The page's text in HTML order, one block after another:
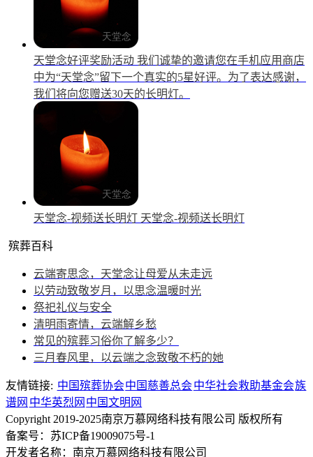
天堂念好评奖励活动 我们诚挚的邀请您在手机应用商店
中为“天堂念”留下一个真实的5星好评。为了表达感谢，
我们将向您赠送30天的长明灯。
天堂念-视频送长明灯 天堂念-视频送长明灯
殡葬百科
云端寄思念，天堂念让母爱从未走远
以劳动致敬岁月，以思念温暖时光
祭祀礼仪与安全
清明雨寄情，云端解乡愁
常见的殡葬习俗你了解多少？
三月春风里，以云端之念致敬不朽的她
友情链接: 中国殡葬协会中国慈善总会中华社会救助基金会族
谱网 中华英烈网 中国文明网
Copyright 2019-2025南京万慕网络科技有限公司 版权所有
备案号：苏ICP备19009075号-1
开发者名称：南京万慕网络科技有限公司